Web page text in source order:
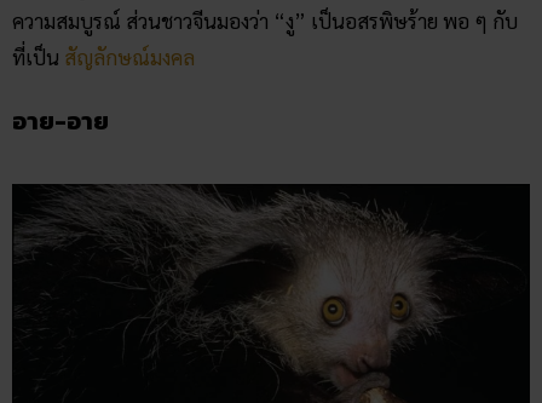
สัตว์ชนิดนี้เราคนไทยไม่ค่อยรู้จักกันเท่าไหร่นัก เนื่องจาก อาย-
อาย เป็นสัตว์ท้องถิ่นของมาดากัสการ์ ด้วยลักษณะที่แตกต่างนิ้ว